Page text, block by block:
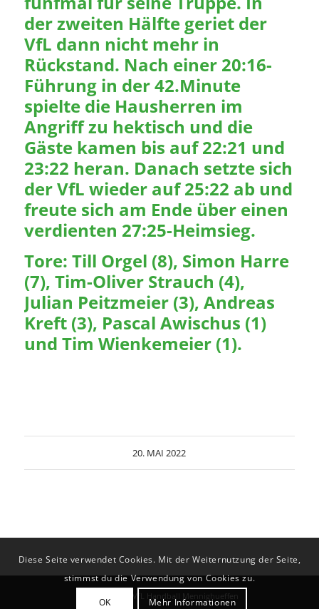
der zweiten Hälfte geriet der
VfL dann nicht mehr in
Rückstand. Nach einer 20:16-
Führung in der 42.Minute
spielte die Hausherren im
Angriff zu hektisch und die
Gäste kamen bis auf 22:21 und
23:22 heran. Danach setzte sich
der VfL wieder auf 25:22 ab und
freute sich am Ende über einen
verdienten 27:25-Heimsieg.
Tore: Till Orgel (8), Simon Harre
(7), Tim-Oliver Strauch (4),
Julian Peitzmeier (3), Andreas
Kreft (3), Pascal Awischus (1)
und Tim Wienkemeier (1).
20. MAI 2022
© Copyright - VfL Handball Mennighueffen
Diese Seite verwendet Cookies. Mit der Weiternutzung der Seite,
stimmst du die Verwendung von Cookies zu.
OK Mehr Informationen